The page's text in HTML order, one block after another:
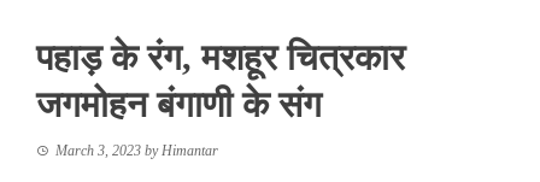
पहाड़ के रंग, मशहूर चित्रकार
जगमोहन बंगाणी के संग
March 3, 2023 byHimantar